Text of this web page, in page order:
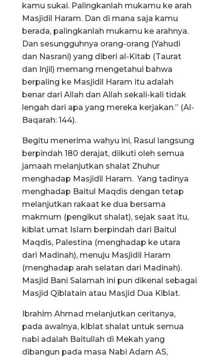
kamu sukai. Palingkanlah mukamu ke arah
Masjidil Haram. Dan di mana saja kamu
berada, palingkanlah mukamu ke arahnya.
Dan sesungguhnya orang-orang (Yahudi
dan Nasrani) yang diberi al-Kitab (Taurat
dan Injil) memang mengetahui bahwa
berpaling ke Masjidil Haram itu adalah
benar dari Allah dan Allah sekali-kali tidak
lengah dari apa yang mereka kerjakan.” (Al-
Baqarah: 144).
Begitu menerima wahyu ini, Rasul langsung
berpindah 180 derajat, diikuti oleh semua
jamaah melanjutkan shalat Zhuhur
menghadap Masjidil Haram. Yang tadinya
menghadap Baitul Maqdis dengan tetap
melanjutkan rakaat ke dua bersama
makmum (pengikut shalat), sejak saat itu,
kiblat umat Islam berpindah dari Baitul
Maqdis, Palestina (menghadap ke utara
dari Madinah), menuju Masjidil Haram
(menghadap arah selatan dari Madinah).
Masjid Bani Salamah ini pun dikenal sebagai
Masjid Qiblatain atau Masjid Dua Kiblat.­­­
Ibrahim Ahmad melanjutkan ceritanya,
pada awalnya, kiblat shalat untuk semua
nabi adalah Baitullah di Mekah yang
dibangun pada masa Nabi Adam AS,